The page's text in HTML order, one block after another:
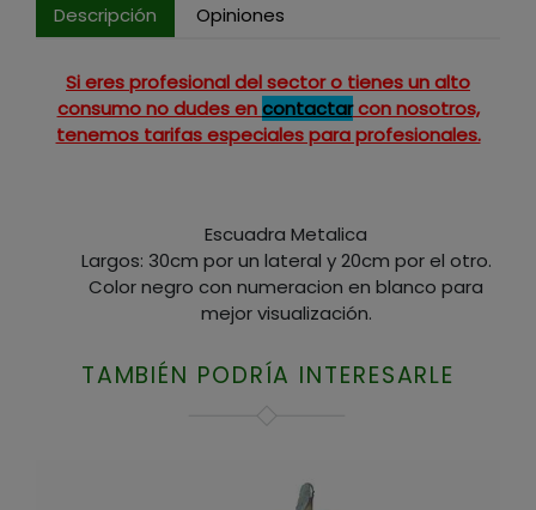
Descripción Opiniones
Si eres profesional del sector o tienes un alto
consumo no dudes encontactarcon nosotros,
tenemos tarifas especiales para profesionales.
Escuadra Metalica
Largos: 30cm por un lateral y 20cm por el otro.
Color negro con numeracion en blanco para
mejor visualización.
TAMBIÉN PODRÍA INTERESARLE